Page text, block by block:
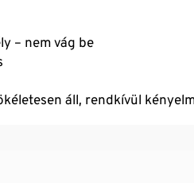
– nem vág be
áll, rendkívül